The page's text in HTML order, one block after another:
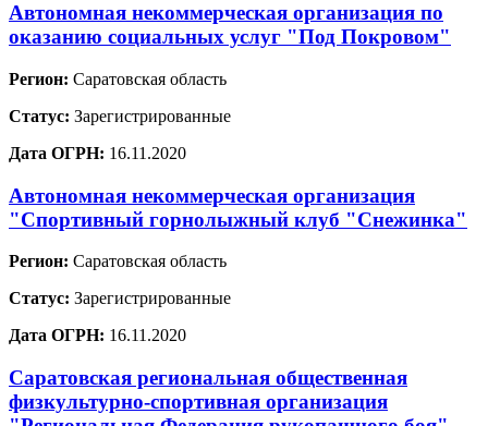
Автономная некоммерческая организация по
оказанию социальных услуг "Под Покровом"
Регион: Саратовская область
Статус: Зарегистрированные
Дата ОГРН: 16.11.2020
Автономная некоммерческая организация
"Спортивный горнолыжный клуб "Снежинка"
Регион: Саратовская область
Статус: Зарегистрированные
Дата ОГРН: 16.11.2020
Саратовская региональная общественная
физкультурно-спортивная организация